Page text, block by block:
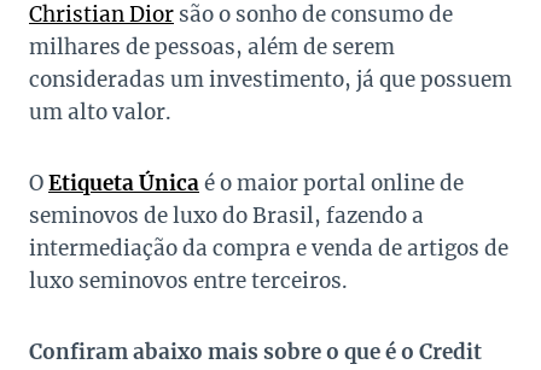
Christian Dior são o sonho de consumo de
milhares de pessoas, além de serem
consideradas um investimento, já que possuem
um alto valor.
OEtiqueta Únicaé o maior portal online de
seminovos de luxo do Brasil, fazendo a
intermediação da compra e venda de artigos de
luxo seminovos entre terceiros.
Confiram abaixo mais sobre o que é o Credit